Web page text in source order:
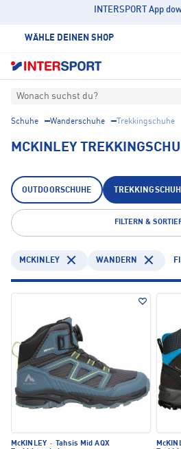
INTERSPORT App
WÄHLE DEINEN SHOP
Wonach suchst du?
Schuhe Wanderschuhe Trekkingschuhe
MCKINLEY
OUTDOORSCHUHE
FILTERN &
MCKINLEY WANDERN
McKINLEY ·
Tahsis Mid AQX